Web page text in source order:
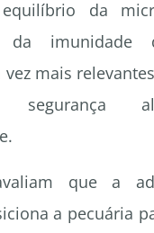
da
da imunidade
mais
segurança
que a
a pecuária